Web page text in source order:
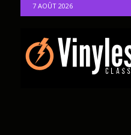
7 AOÛT 2026